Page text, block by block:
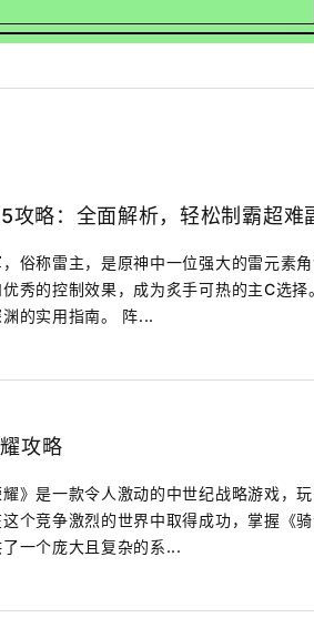
攻略：全面解析，轻松制霸超难
俗称雷主，是原神中一位强大的雷元素
秀的控制效果，成为炙手可热的主C选
的实用指南。 阵...
攻略
耀》是一款令人激动的中世纪战略游戏，
个竞争激烈的世界中取得成功，掌握《
一个庞大且复杂的系...